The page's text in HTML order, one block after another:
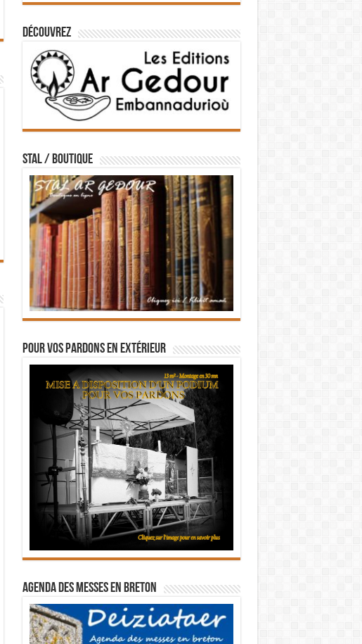
Découvrez
STAL / BOUTIQUE
Pour vos pardons en extérieur
Agenda des messes en breton